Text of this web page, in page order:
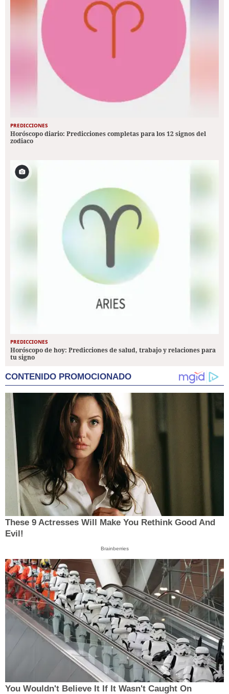
PREDICCIONES
Horóscopo diario: Predicciones completas para los 12 signos del
zodiaco
PREDICCIONES
Horóscopo de hoy: Predicciones de salud, trabajo y relaciones para
tu signo
CONTENIDO PROMOCIONADO
These 9 Actresses Will Make You Rethink Good And
Evil!
Brainberries
You Wouldn't Believe It If It Wasn't Caught On